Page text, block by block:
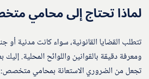
لماذا تحتاج إلى محامي
تتطلب القضايا القانونية، سواء كانت مدنية أو
ومعرفة دقيقة بالقوانين واللوائح المحلية.
تجعل من الضروري الاستعانة بمحامي متخصص: